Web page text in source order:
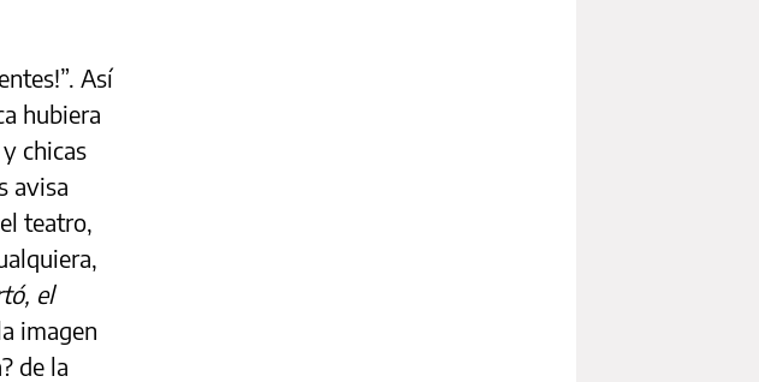
Así
hubiera
chicas
avisa
teatro,
el
imagen
de la